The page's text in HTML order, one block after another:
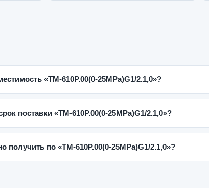
«ТМ-610Р.00(0-25MPa)G1/2.1,0»?
поставки «ТМ-610Р.00(0-25MPa)G1/2.1,0»?
получить по «ТМ-610Р.00(0-25MPa)G1/2.1,0»?